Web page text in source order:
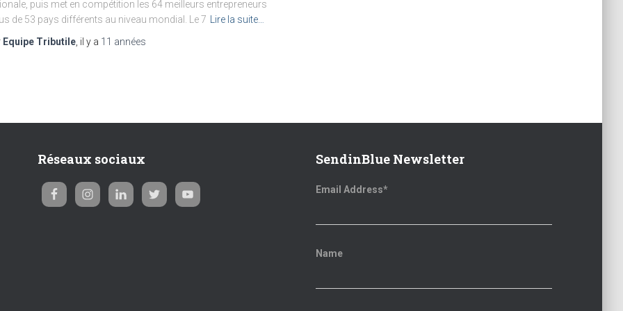
puis met en compétition les 64 meilleurs entrepreneurs
de 53 pays différents au niveau mondial. Le 7
Lire la suite…
Equipe Tributile , il y a 11 années
Réseaux sociaux SendinBlue Newsletter
Email Address*
Name